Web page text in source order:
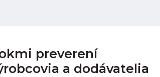
preverení
a dodávatelia